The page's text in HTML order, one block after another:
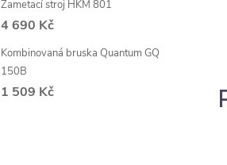
Zametací stroj HKM 801
4 690 Kč
Kombinovaná bruska Quantum GQ
150B
1 509 Kč